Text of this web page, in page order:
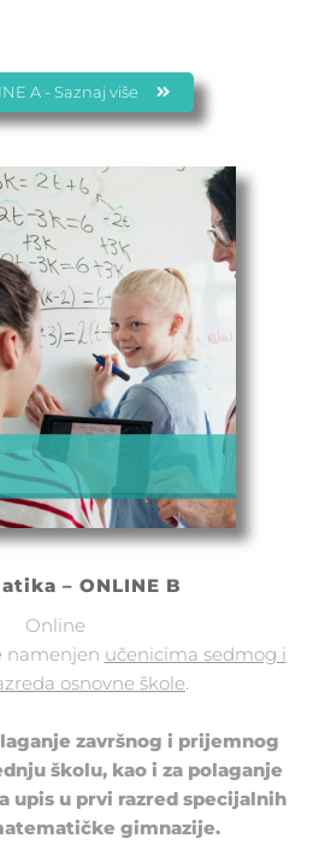
A - Saznaj više
– ONLINE B
Online
namenjen učenicima sedmog i
osnovne škole.
završnog i prijemnog
školu, kao i za polaganje
upis u prvi razred specijalnih
gimnazije.